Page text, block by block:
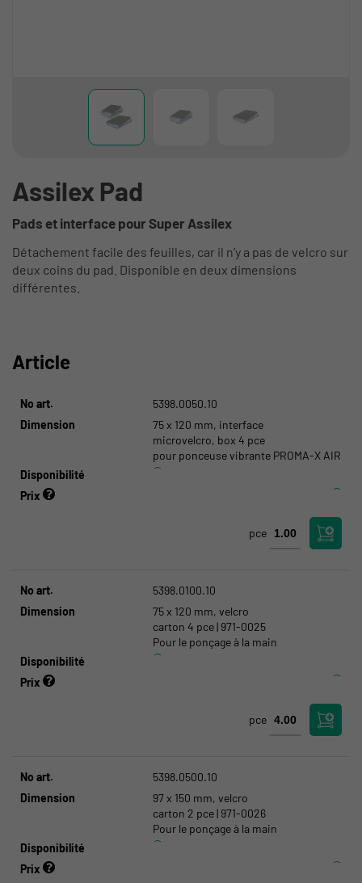
Assilex Pad
Pads et interface pour Super Assilex
Détachement facile des feuilles, car il n’y a pas de velcro sur
deux coins du pad. Disponible en deux dimensions
différentes.
Article
No art.
5398.0050.10
Dimension
75 x 120 mm, interface
microvelcro, box 4 pce
pour ponceuse vibrante PROMA-X AIR
Disponibilité
Prix
pce
No art.
5398.0100.10
Dimension
75 x 120 mm, velcro
carton 4 pce | 971-0025
Pour le ponçage à la main
Disponibilité
Prix
pce
No art.
5398.0500.10
Dimension
97 x 150 mm, velcro
carton 2 pce | 971-0026
Pour le ponçage à la main
Disponibilité
Prix